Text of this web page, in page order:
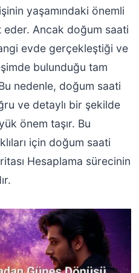
yaşamındaki önemli
eder. Ancak doğum saati
evde gerçekleştiği ve
bulunduğu tam
nedenle, doğum saati
ve detaylı bir şekilde
önem taşır. Bu
için doğum saati
Hesaplama sürecinin